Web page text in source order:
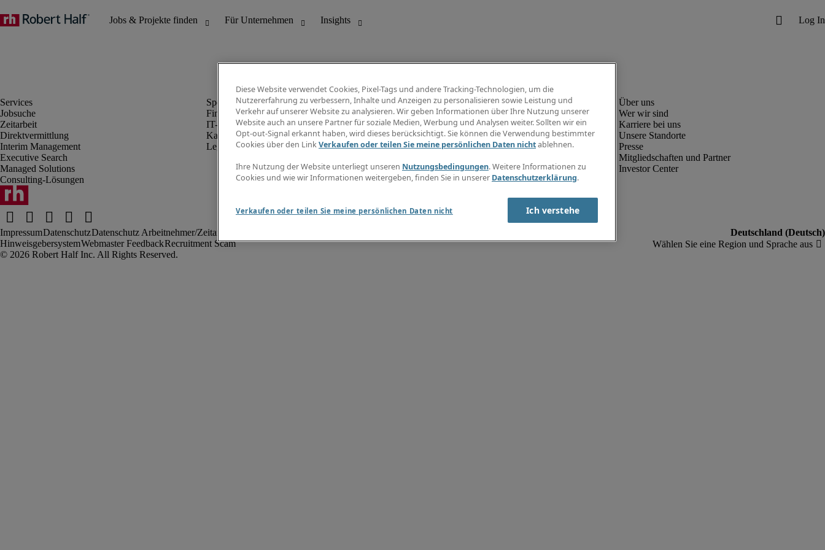
Jobsuche
Zeitarbeit
Direktvermittlung
Interim Management
Executive Search
Managed Solutions
Consulting-Lösungen
Finanz- & Rechnungswesen
IT-Bereich
Kaufmännischer Bereich
Legal
Info Center
Jobübersicht
Gehaltsübersicht
E-Learning
Wer wir sind
Karriere bei uns
Unsere Standorte
Presse
Mitgliedschaften und Partner
Investor Center
ImpressumDatenschutzDatenschutz Arbeitnehmer/Zeitarbeitskräfte
HinweisgebersystemWebmaster FeedbackRecruitment Scam
Diese Website verwendet Cookies, Pixel-Tags und andere Tracking-Technologien, um die
Nutzererfahrung zu verbessern, Inhalte und Anzeigen zu personalisieren sowie Leistung und
Verkehr auf unserer Website zu analysieren. Wir geben Informationen über Ihre Nutzung unserer
Website auch an unsere Partner für soziale Medien, Werbung und Analysen weiter. Sollten wir ein
Opt-out-Signal erkannt haben, wird dieses berücksichtigt. Sie können die Verwendung bestimmter
Cookies über den LinkVerkaufen oder teilen Sie meine persönlichen Daten nichtablehnen.
Ihre Nutzung der Website unterliegt unseren Nutzungsbedingungen. Weitere Informationen zu
Cookies und wie wir Informationen weitergeben, finden Sie in unserer Datenschutzerklärung.
Verkaufen oder teilen Sie meine persönlichen Daten nicht Ich verstehe